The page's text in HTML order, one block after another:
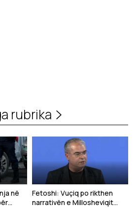
rubrika
në
Fetoshi: Vuçiq po rikthen
narrativën e Millosheviqit